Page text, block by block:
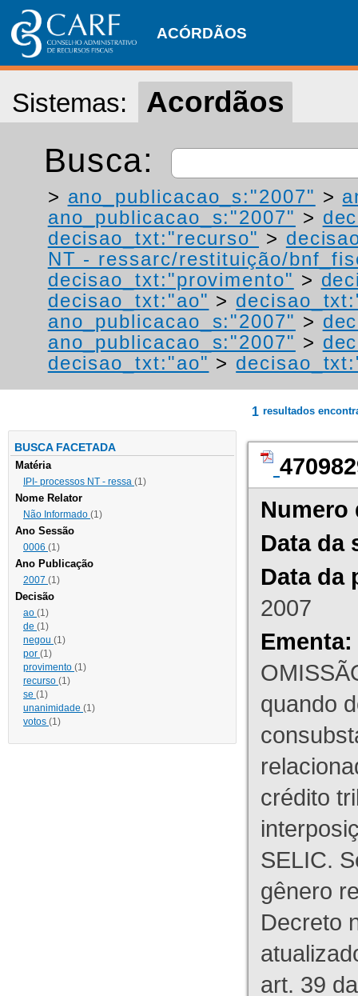
ACÓRDÃOS
Sistemas: Acordãos
Busca:
> ano_publicacao_s:"2007" >
ano_publicacao_s:"2007" >
decisao_txt:"recurso" >
NT - ressarc/restituição/
decisao_txt:"provimento" >
decisao_txt:"ao" >
ano_publicacao_s:"2007" >
ano_publicacao_s:"2007" >
decisao_txt:"ao" >
BUSCA FACETADA
Matéria
IPI- processos NT - ressa (1)
Nome Relator
Não Informado (1)
Ano Sessão
0006 (1)
Ano Publicação
2007 (1)
Decisão
ao (1)
de (1)
negou (1)
por (1)
provimento (1)
recurso (1)
se (1)
unanimidade (1)
votos (1)
1 resultados
Numero
Data da
Data da
2007
Ementa:
quando
crédito
SELIC.
gênero
Decreto
art. 39